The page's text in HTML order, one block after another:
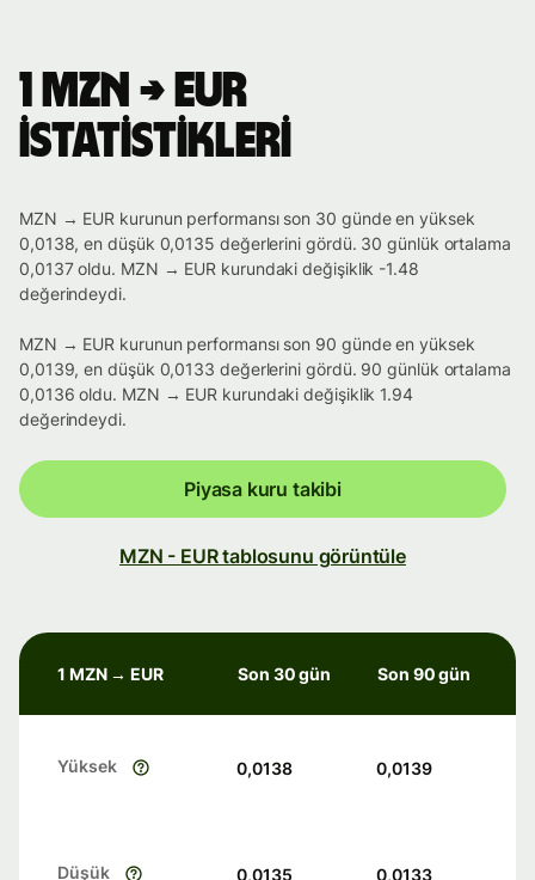
1 MZN → EUR
istatistikleri
MZN → EUR kurunun performansı son 30 günde en yüksek
0,0138, en düşük 0,0135 değerlerini gördü. 30 günlük ortalama
0,0137 oldu. MZN → EUR kurundaki değişiklik -1.48
değerindeydi.
MZN → EUR kurunun performansı son 90 günde en yüksek
0,0139, en düşük 0,0133 değerlerini gördü. 90 günlük ortalama
0,0136 oldu. MZN → EUR kurundaki değişiklik 1.94
değerindeydi.
Piyasa kuru takibi
MZN - EUR tablosunu görüntüle
1 MZN → EUR Son 30 gün Son 90 gün
Yüksek 0,0138 0,0139
Düşük 0,0135 0,0133